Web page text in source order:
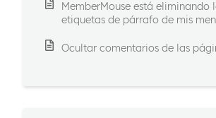
MemberMouse está eliminando
etiquetas de párrafo de mis
Ocultar comentarios de las